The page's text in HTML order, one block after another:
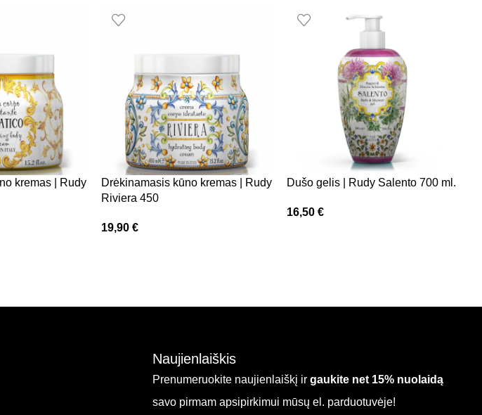
kremas | Rudy
Drėkinamasis kūno kremas | Rudy
Riviera 450
19,90 €
Dušo gelis | Rudy Salento 700 ml.
16,50 €
Naujienlaiškis
Prenumeruokite naujienlaiškį ir gaukite net 15% nuolaidą
savo pirmam apsipirkimui mūsų el. parduotuvėje!